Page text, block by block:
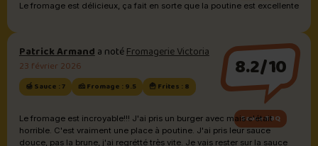
Le fromage est délicieux, ça fait en sorte que la poutine est excellente
Patrick Armanda notéFromagerie Victoria
23 février 2026
🍯 Sauce : 7 🧀 Fromage : 9.5 🍟 Frites : 8
8.2/10
Sauce BBQ
Le fromage est incroyable!!! J'ai pris un burger avec mais c'était
horrible. C'est vraiment une place à poutine. J'ai pris leur sauce
douce, pas la brune, j'ai regrétté très vite. Je vais rester sur la sauce